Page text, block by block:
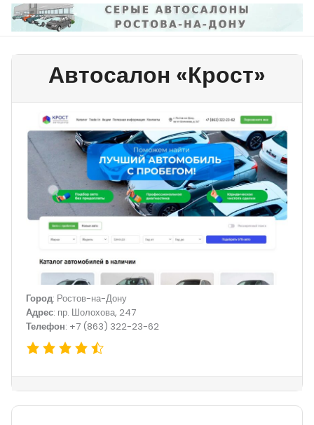
Перейти
содержимому
Автосалон «Крост»
Город: Ростов-на-Дону
Адрес: пр. Шолохова, 247
Телефон: +7 (863) 322-23-62